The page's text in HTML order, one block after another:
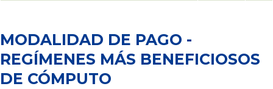
MODALIDAD DE PAGO -
REGÍMENES MÁS BENEFICIOSOS
DE CÓMPUTO